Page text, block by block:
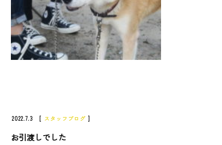
2022.7.3 [ スタッフブログ ]
お引渡しでした